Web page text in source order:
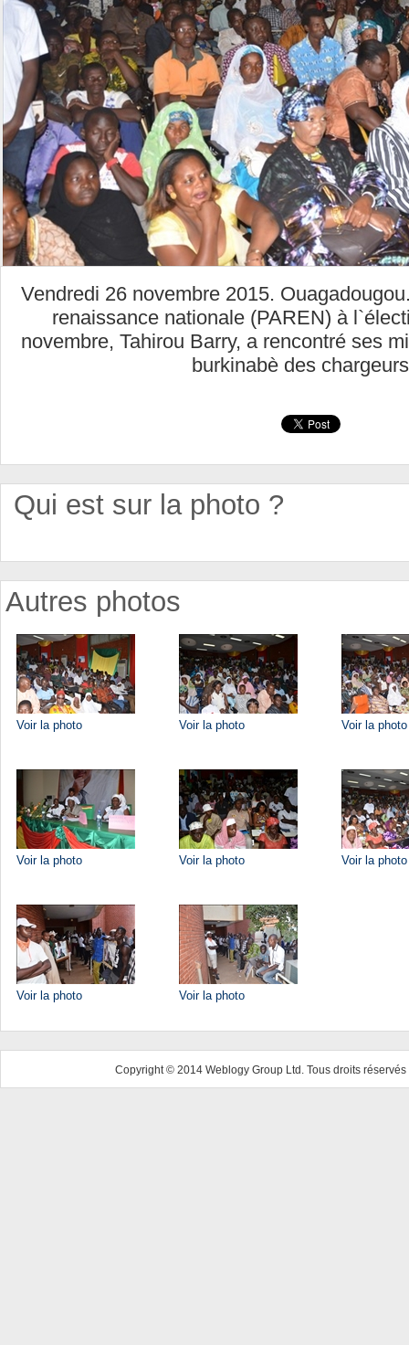
Vendredi 26 novembre 2015.
renaissance nationale (PAREN) à
novembre, Tahirou Barry, a rencontré ses
burkinabè des
Qui est sur la photo ?
Autres photos
Voir la photo Voir la photo Voir la photo
Voir la photo Voir la photo Voir la photo
Voir la photo Voir la photo
Copyright © 2014 Weblogy Group Ltd. Tous droits